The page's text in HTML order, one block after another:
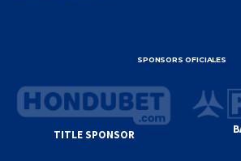
SPONSORS OFICIALES
TITLE SPONSOR